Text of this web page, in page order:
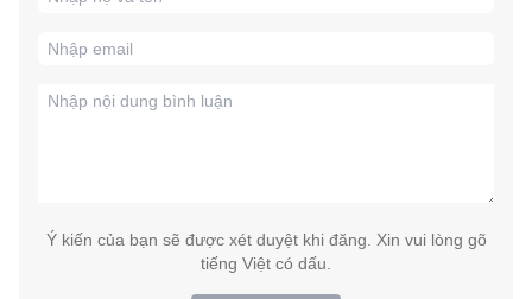
Ý kiến của bạn sẽ được xét duyệt khi đăng. Xin vui lòng gõ
tiếng Việt có dấu.